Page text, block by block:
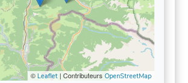
© Leaflet| Contributeurs OpenStreetMap